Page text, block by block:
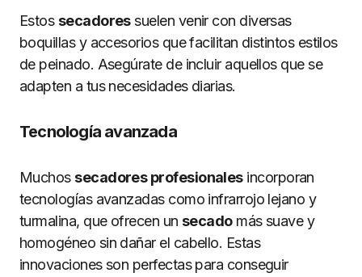
Estos secadoressuelen venir con diversas
boquillas y accesorios que facilitan distintos estilos
de peinado. Asegúrate de incluir aquellos que se
adapten a tus necesidades diarias.
Tecnología avanzada
Muchos secadores profesionalesincorporan
tecnologías avanzadas como infrarrojo lejano y
turmalina, que ofrecen un secadomás suave y
homogéneo sin dañar el cabello. Estas
innovaciones son perfectas para conseguir